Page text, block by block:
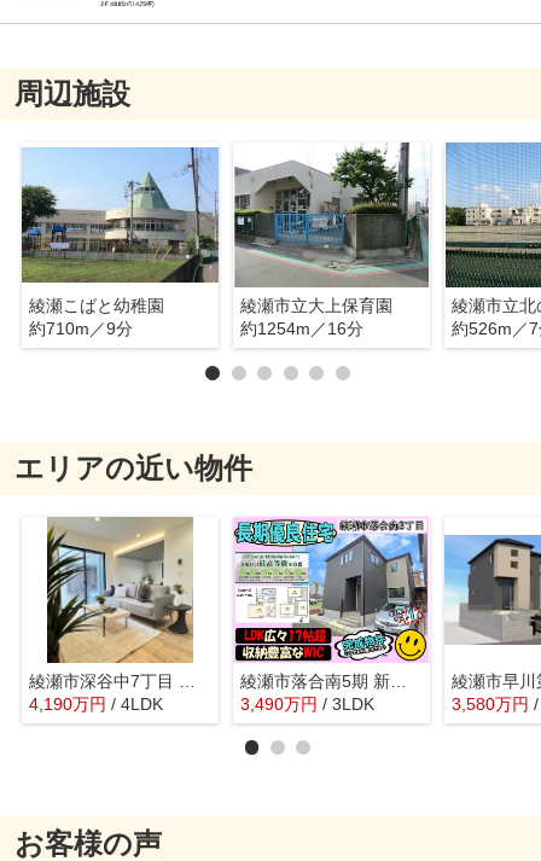
周辺施設
綾瀬こばと幼稚園
約710m／9分
綾瀬市立大上保育園
約1254m／16分
綾瀬市立北
約526m／
エリアの近い物件
4,190万円 / 4LDK
綾瀬市落合南5期 新築戸建 全2棟
3,490万円 / 3LDK 3,580万円
お客様の声